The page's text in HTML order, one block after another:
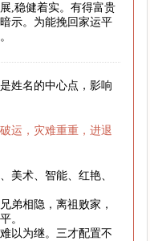
,稳健着实。有得富贵
示。为能挽回家运平
姓名的中心点，影响
运，灾难重重，进退
美术、智能、红艳、
弟相隐，离祖败家，
。
以为继。三才配置不